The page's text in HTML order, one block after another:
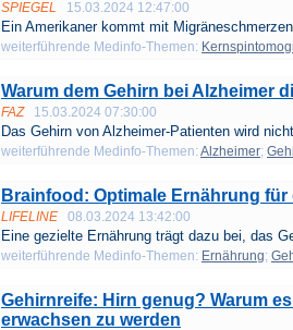
SPIEGEL 15.03.2024 12:47:00
Ein Amerikaner kommt mit
weiterführende Medinfo-Themen:
Warum dem Gehirn bei Alzheimer
FAZ 15.03.2024 07:30:00
Das Gehirn von Alzheimer-Patienten wird
weiterführende Medinfo-Themen: Alzheimer;
Brainfood: Optimale Ernährung für
LIFELINE 08.03.2024 13:42:00
Eine gezielte Ernährung trägt dazu bei, das
weiterführende Medinfo-Themen: Ernährung;
Gehirnreife: Hirn genug? Warum
erwachsen zu werden